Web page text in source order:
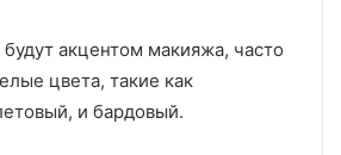
акцентом макияжа, часто
цвета, такие как
и бардовый.